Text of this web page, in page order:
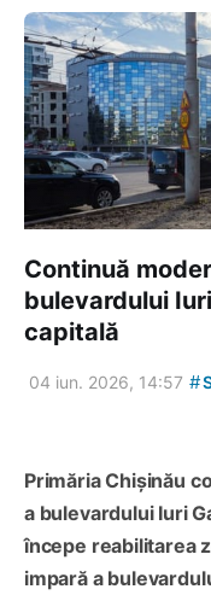
Continuă
bulevardului
capitală
04 iun. 2026, 14:57 #
Primăria Chișinău
a bulevardului Iuri
începe reabilitarea
impară a